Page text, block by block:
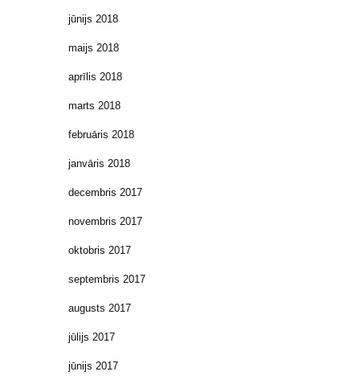
jūnijs 2018
maijs 2018
aprīlis 2018
marts 2018
februāris 2018
janvāris 2018
decembris 2017
novembris 2017
oktobris 2017
septembris 2017
augusts 2017
jūlijs 2017
jūnijs 2017